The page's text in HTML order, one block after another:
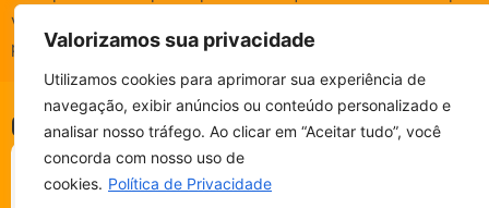
Valorizamos sua privacidade
Utilizamos cookies para aprimorar sua experiência de
navegação, exibir anúncios ou conteúdo personalizado e
analisar nosso tráfego. Ao clicar em “Aceitar tudo”, você
concorda com nosso uso de
cookies. Política de Privacidade
CAMPINA FM - AO VIVO
ESCUTE SEM PARAR!
vocês que as informações (informativas, de entretenimento,
promocionais e de conscientização) são realizadas.
© Campina FM 1978 – 2026. Termos de Uso|Política de
Privacidade
Desenvolvido pela rox Publicidade